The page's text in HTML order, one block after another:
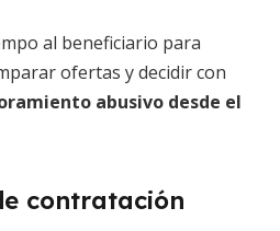
al beneficiario para
ofertas y decidir con
abusivo desde el
contratación